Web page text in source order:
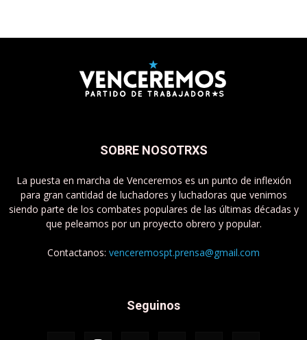
SOBRE NOSOTRXS
La puesta en marcha de Venceremos es un punto de inflexión
para gran cantidad de luchadores y luchadoras que venimos
siendo parte de los combates populares de las últimas décadas y
que peleamos por un proyecto obrero y popular.
Contactanos: venceremospt.prensa@gmail.com
Seguinos